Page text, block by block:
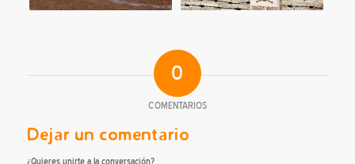
0
COMENTARIOS
Dejar un comentario
¿Quieres unirte a la conversación?